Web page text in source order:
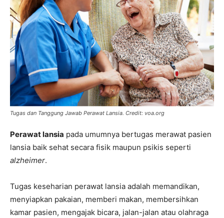
Tugas dan Tanggung Jawab Perawat Lansia. Credit: voa.org
Perawat lansia pada umumnya bertugas merawat pasien
lansia baik sehat secara fisik maupun psikis seperti
alzheimer.
Tugas keseharian perawat lansia adalah memandikan,
menyiapkan pakaian, memberi makan, membersihkan
kamar pasien, mengajak bicara, jalan-jalan atau olahraga